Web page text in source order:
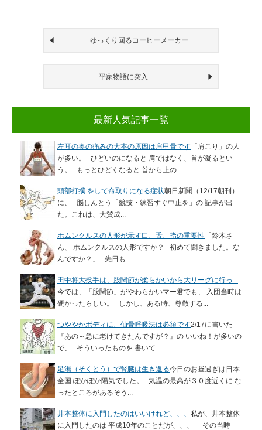
ゆっくり回るコーヒーメーカー
平家物語に突入
最新人気記事一覧
左耳の奥の痛みの大本の原因は肩甲骨です 「肩こり」の人
が多い。 ひどいのになると 肩ではなく、首が凝るとい
う。 もっとひどくなると 首から上の...
頭部打撲 をして命取りになる症状朝日新聞（12/17朝刊）
に、 脳しんとう「競技・練習すぐ中止を」の 記事が出
た。これは、大賛成...
ホムンクルスの人形が示す口、舌、指の重要性 「鈴木さ
ん、 ホムンクルスの人形ですか？ 初めて聞きました。な
んですか？」 先日も...
田中将大投手は、股関節が柔らかいから大リーグに行っ...
今では、「股関節」がやわらかいマー君でも、 入団当時は
硬かったらしい。 しかし、ある時、尊敬する...
つややかボディに、仙骨呼吸法は必須です2/17に書いた
『あの～急に老けてきたんですが？』の いいね！が多いの
で、 そういったものを 書いて...
足湯（そくとう）で腎臓は生き返る今日のお昼過ぎは日本
全国 ぽかぽか陽気でした。 気温の最高が３０度近くに な
ったところがあるそう...
井本整体に入門したのはいいけれど、、、 私が、井本整体
に入門したのは 平成10年のことだが、、、 その当時